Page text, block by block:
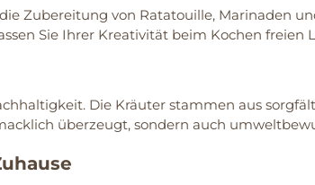
Zubereitung von Ratatouille, Marinaden
Sie Ihrer Kreativität beim Kochen
Die Kräuter stammen aus
überzeugt, sondern auch